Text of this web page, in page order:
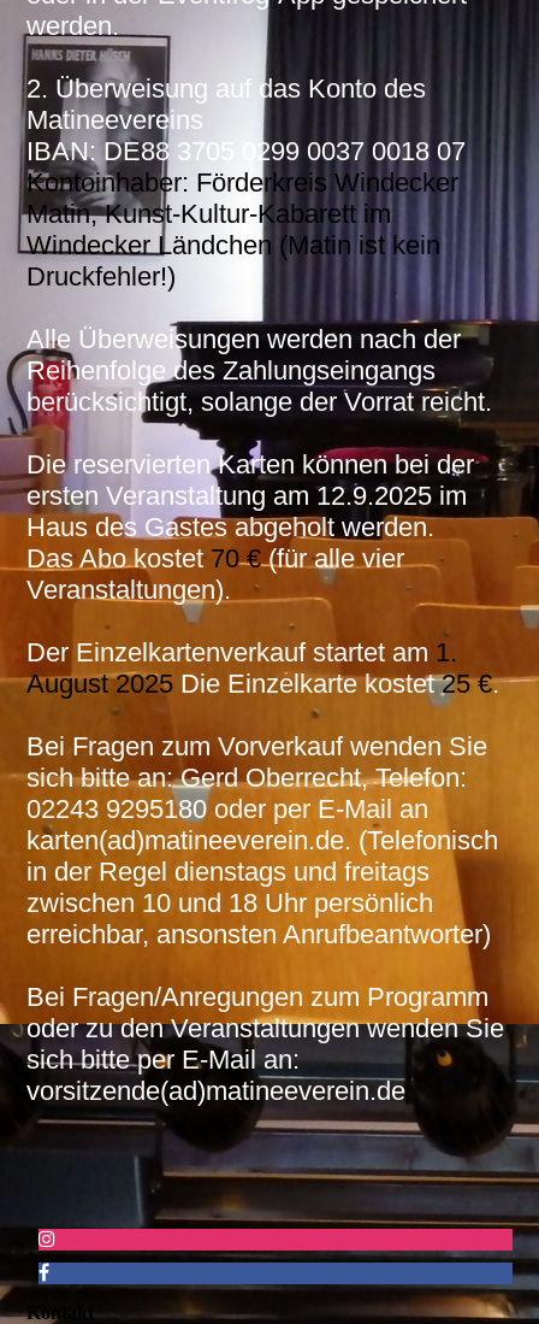
werden.
2. Überweisung auf das Konto des
Matineevereins
IBAN: DE88 3705 0299 0037 0018 07
Kontoinhaber: Förderkreis Windecker
Matin, Kunst-Kultur-Kabarett im
Windecker Ländchen (Matin ist kein
Druckfehler!)
Alle Überweisungen werden nach der
Reihenfolge des Zahlungseingangs
berücksichtigt, solange der Vorrat reicht.
Die reservierten Karten können bei der
ersten Veranstaltung am 12.9.2025 im
Haus des Gastes abgeholt werden.
Das Abo kostet 70 €(für alle vier
Veranstaltungen).
Der Einzelkartenverkauf startet am 1.
August 2025 Die Einzelkarte kostet25 €.
Bei Fragen zum Vorverkauf wenden Sie
sich bitte an: Gerd Oberrecht, Telefon:
02243 9295180 oder per E-Mail an
karten(ad)matineeverein.de. (Telefonisch
in der Regel dienstags und freitags
zwischen 10 und 18 Uhr persönlich
erreichbar, ansonsten Anrufbeantworter)
Bei Fragen/Anregungen zum Programm
oder zu den Veranstaltungen wenden Sie
sich bitte per E-Mail an:
vorsitzende(ad)matineeverein.de
Kontakt